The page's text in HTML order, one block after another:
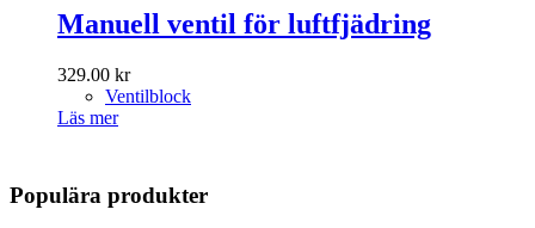
Manuell ventil för luftfjädring
329.00 kr
Ventilblock
Läs mer
Populära produkter